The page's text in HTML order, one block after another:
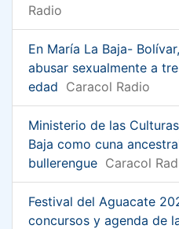
Radio
En María La Baja-
abusar sexualmente a
edad Caracol Radio
Ministerio de las
Baja como cuna
bullerengue Caracol
Festival del Aguacate
concursos y agenda de